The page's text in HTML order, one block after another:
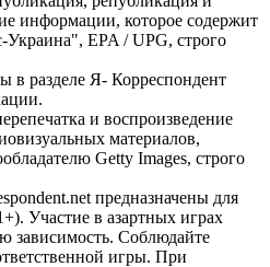
информации, которое содержит
EPA / UPG, строго
в разделе Я- Корреспондент
и воспроизведение
материалов,
Getty Images, строго
предназначены для
Участие в азартных играх
зависимость. Соблюдайте
игры. При